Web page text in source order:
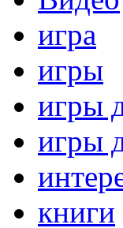
игра
игры
игры
игры
книги